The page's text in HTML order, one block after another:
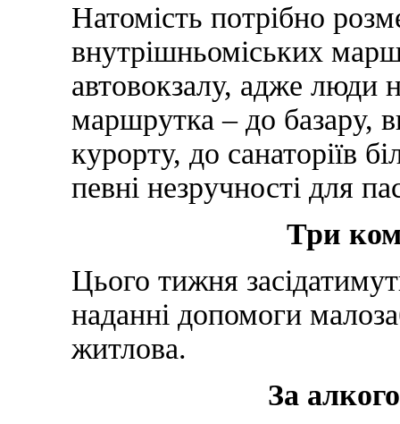
Натомість потрібно
внутрішньоміських
автовокзалу, адже люди
маршрутка – до базару,
курорту, до санаторіїв
певні незручності для
Три
Цього тижня
наданні допомоги
житлова.
За